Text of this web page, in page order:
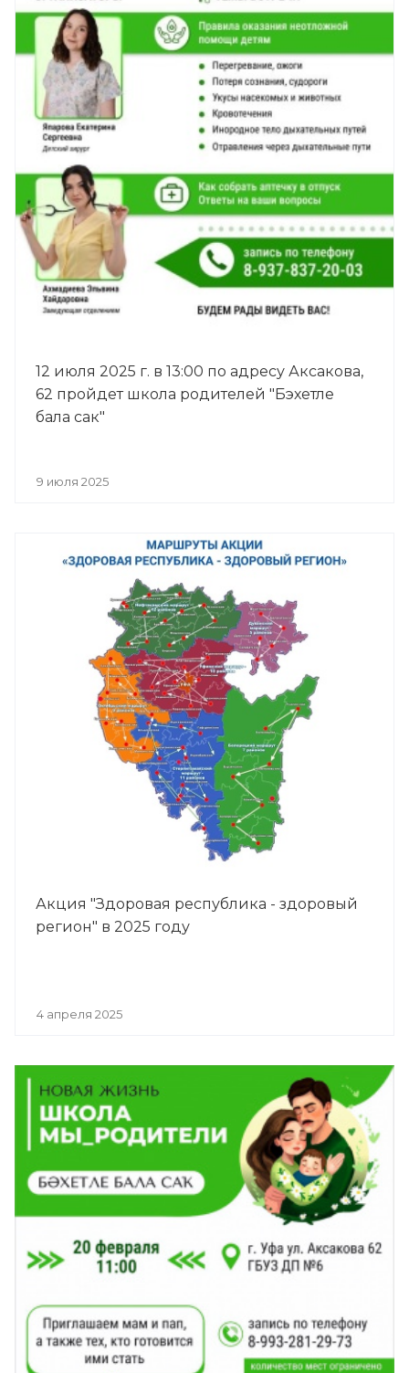
12 июля 2025 г. в 13:00 по адресу Аксакова,
62 пройдет школа родителей "Бэхетле
бала сак"
9 июля 2025
Акция "Здоровая республика - здоровый
регион" в 2025 году
4 апреля 2025